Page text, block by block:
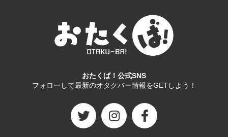
おたくば！公式SNS
フォローして最新のオタクバー情報をGETしよう！